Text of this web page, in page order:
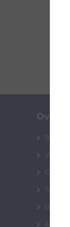
Over
Contact